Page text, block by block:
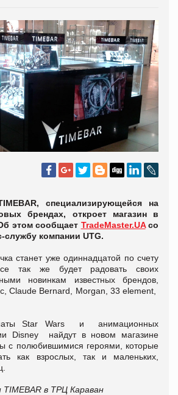
специализирующейся на
брендах, откроет магазин в
этом сообщает TradeMaster.UAсо
службу компании UTG.
станет уже одиннадцатой по счету
так же будет радовать своих
новинкам известных брендов,
Claude Bernard, Morgan, 33 element,
Star Wars и анимационных
Disney найдут в новом магазине
с полюбившимися героями, которые
как взрослых, так и маленьких,
в ТРЦ Караван